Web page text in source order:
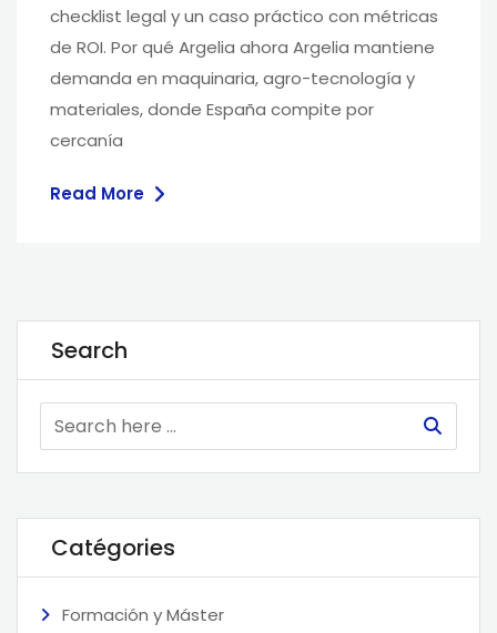
checklist legal y un caso práctico con métricas
de ROI. Por qué Argelia ahora Argelia mantiene
demanda en maquinaria, agro-tecnología y
materiales, donde España compite por
cercanía
Read More
Search
Catégories
Formación y Máster